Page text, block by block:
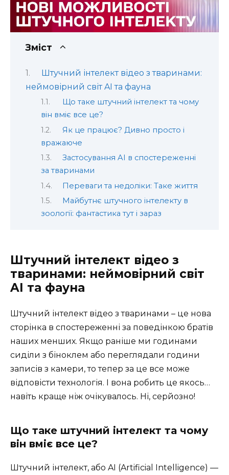
Зміст
Штучний інтелект відео з тваринами:
неймовірний світ AI та фауна
Що таке штучний інтелект та чому
він вміє все це?
Як це працює? Дивно просто і
вражаюче
Застосування AI в спостереженні
за тваринами
Переваги та недоліки: Таке життя
Майбутнє штучного інтелекту в
зоології: фантастика тут і зараз
Штучний інтелект відео з
тваринами: неймовірний світ
AI та фауна
Штучний інтелект відео з тваринами – це нова
сторінка в спостереженні за поведінкою братів
наших менших. Якщо раніше ми годинами
сиділи з біноклем або переглядали години
записів з камери, то тепер за це все може
відповісти технологія. І вона робить це якось…
навіть краще ніж очікувалось. Ні, серйозно!
Що таке штучний інтелект та чому
він вміє все це?
Штучний інтелект, або AI (Artificial Intelligence) —